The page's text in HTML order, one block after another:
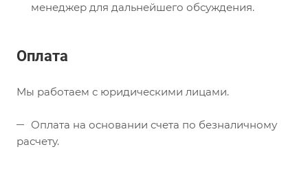
менеджер для дальнейшего обсуждения.
Оплата
Мы работаем с юридическими лицами.
Оплата на основании счета по безналичному
расчету.